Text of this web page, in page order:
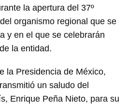
la apertura del 37º
organismo regional que se
y en el que se celebrarán
la entidad.
la Presidencia de México,
un saludo del
Enrique Peña Nieto, para su